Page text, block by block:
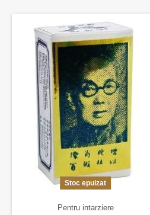
Stoc epuizat
Pentru intarziere